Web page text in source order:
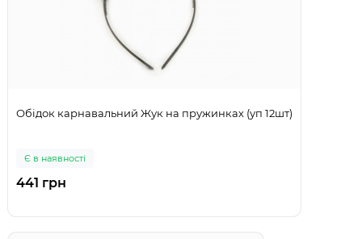
Обідок карнавальний Жук на пружинках (уп 12шт)
Є в наявності
441 грн